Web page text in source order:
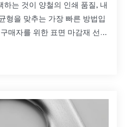
하는 것이 양철의 인쇄 품질, 내
형을 맞추는 가장 빠른 방법입
매자를 위한 표면 마감재 선택
방식, 글로벌 소싱을 위해 자신